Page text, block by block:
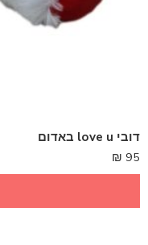
דובי love u באדום
95
₪